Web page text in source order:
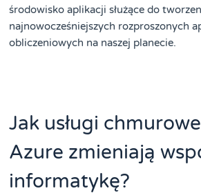
środowisko aplikacji służące do
najnowocześniejszych rozproszonych
obliczeniowych na naszej planecie.
Jak usługi
Azure zmieniają
informatykę?